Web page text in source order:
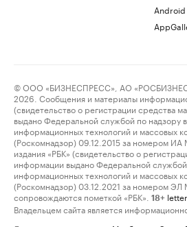
Android
© ООО «БИЗНЕСПРЕСС», АО
2026. Сообщения и материалы
(свидетельство о регистрации средства
выдано Федеральной службой по надзору
информационных технологий и массовых
(Роскомнадзор) 09.12.2015 за номером
издания «РБК» (свидетельство о
информации выдано Федеральной
информационных технологий и массовых
(Роскомнадзор) 03.12.2021 за номером
сопровождаются пометкой «РБК».
18+
Владельцем сайта является